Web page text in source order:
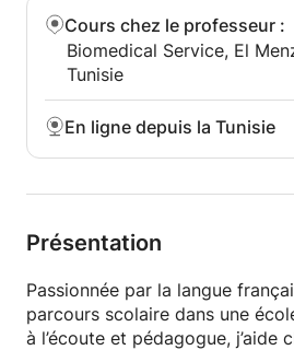
Cours chez le professeur :
Biomedical Service, El
Tunisie
En ligne depuis la Tunisie
Présentation
Passionnée par la langue
parcours scolaire dans une
à l’écoute et pédagogue, j’aide